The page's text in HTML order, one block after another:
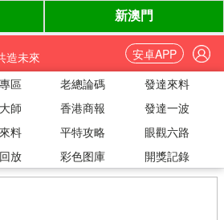
造未來
安卓APP
區 老總論碼
發達來料
師 香港商報
發達一波
料 平特攻略
眼觀六路
放 彩色图庫 開獎記錄